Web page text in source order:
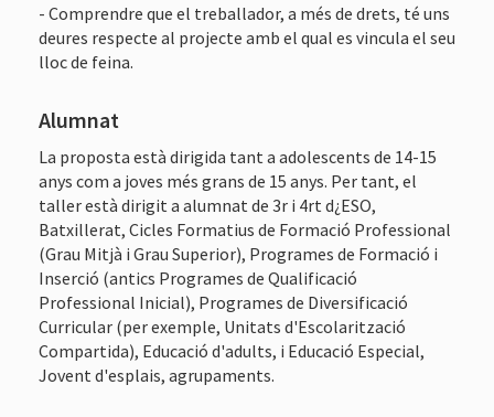
- Comprendre que el treballador, a més de drets, té uns
deures respecte al projecte amb el qual es vincula el seu
lloc de feina.
Alumnat
La proposta està dirigida tant a adolescents de 14-15
anys com a joves més grans de 15 anys. Per tant, el
taller està dirigit a alumnat de 3r i 4rt d¿ESO,
Batxillerat, Cicles Formatius de Formació Professional
(Grau Mitjà i Grau Superior), Programes de Formació i
Inserció (antics Programes de Qualificació
Professional Inicial), Programes de Diversificació
Curricular (per exemple, Unitats d'Escolarització
Compartida), Educació d'adults, i Educació Especial,
Jovent d'esplais, agrupaments.